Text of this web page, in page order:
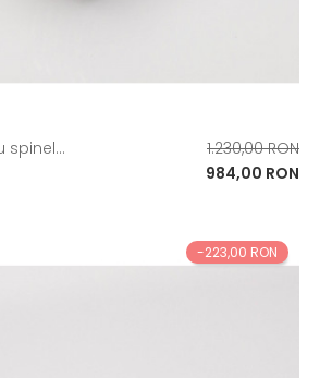
spinel...
Pret
de
1.230,00 RON
Pret
984,00 RON
-223,00 RON